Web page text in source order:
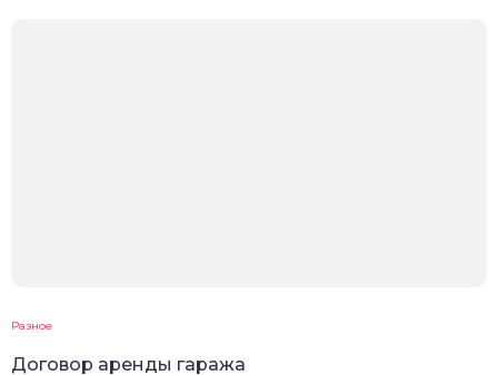
Разное
Договор аренды гаража